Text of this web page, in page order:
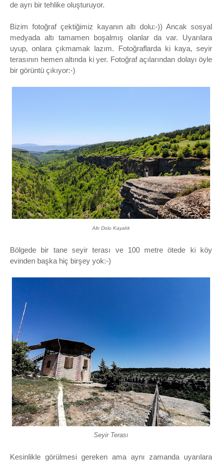
de ayrı bir tehlike oluşturuyor.
Bizim fotoğraf çektiğimiz kayanın altı dolu:-)) Ancak sosyal
medyada altı tamamen boşalmış olanlar da var. Uyarılara
uyup, onlara çıkmamak lazım. Fotoğraflarda ki kaya, seyir
terasının hemen altında ki yer. Fotoğraf açılarından dolayı öyle
bir görüntü çıkıyor:-)
Altı Dolu Kayalık
Bölgede bir tane seyir terası ve 100 metre ötede ki köy
evinden başka hiç birşey yok:-)
Seyir Terası
Kesinlikle görülmesi gereken ama aynı zamanda uyarılara